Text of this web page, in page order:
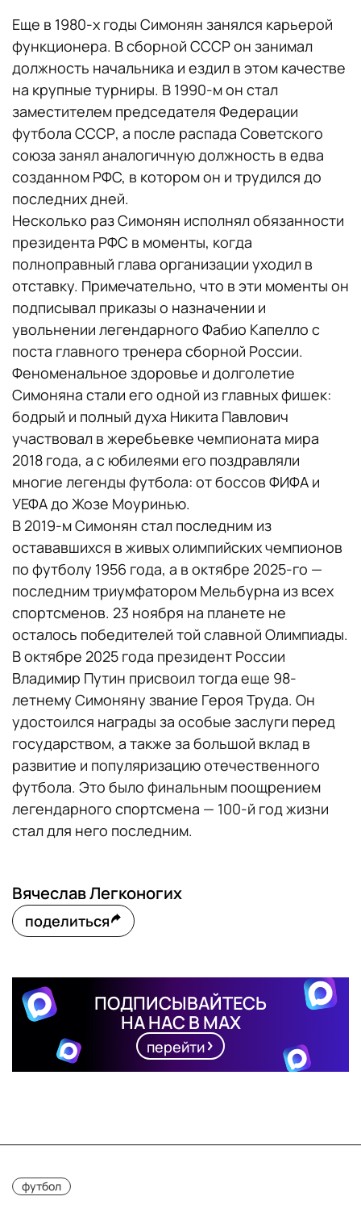
Еще в 1980-х годы Симонян занялся карьерой
функционера. В сборной СССР он занимал
должность начальника и ездил в этом качестве
на крупные турниры. В 1990-м он стал
заместителем председателя Федерации
футбола СССР, а после распада Советского
союза занял аналогичную должность в едва
созданном РФС, в котором он и трудился до
последних дней.
Несколько раз Симонян исполнял обязанности
президента РФС в моменты, когда
полноправный глава организации уходил в
отставку. Примечательно, что в эти моменты он
подписывал приказы о назначении и
увольнении легендарного Фабио Капелло с
поста главного тренера сборной России.
Феноменальное здоровье и долголетие
Симоняна стали его одной из главных фишек:
бодрый и полный духа Никита Павлович
участвовал в жеребьевке чемпионата мира
2018 года, а с юбилеями его поздравляли
многие легенды футбола: от боссов ФИФА и
УЕФА до Жозе Моуринью.
В 2019-м Симонян стал последним из
остававшихся в живых олимпийских чемпионов
по футболу 1956 года, а в октябре 2025-го —
последним триумфатором Мельбурна из всех
спортсменов. 23 ноября на планете не
осталось победителей той славной Олимпиады.
В октябре 2025 года президент России
Владимир Путин присвоил тогда еще 98-
летнему Симоняну звание Героя Труда. Он
удостоился награды за особые заслуги перед
государством, а также за большой вклад в
развитие и популяризацию отечественного
футбола. Это было финальным поощрением
легендарного спортсмена — 100-й год жизни
стал для него последним.
Вячеслав Легконогих
поделиться
ПОДПИСЫВАЙТЕСЬ
НА НАС В MAX
перейти
футбол